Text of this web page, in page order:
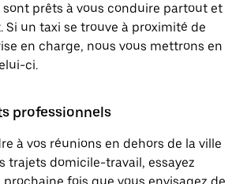
prêts à vous conduire partout et
Si un taxi se trouve à proximité de
en charge, nous vous mettrons en
ci.
professionnels
à vos réunions en dehors de la ville
trajets domicile-travail, essayez